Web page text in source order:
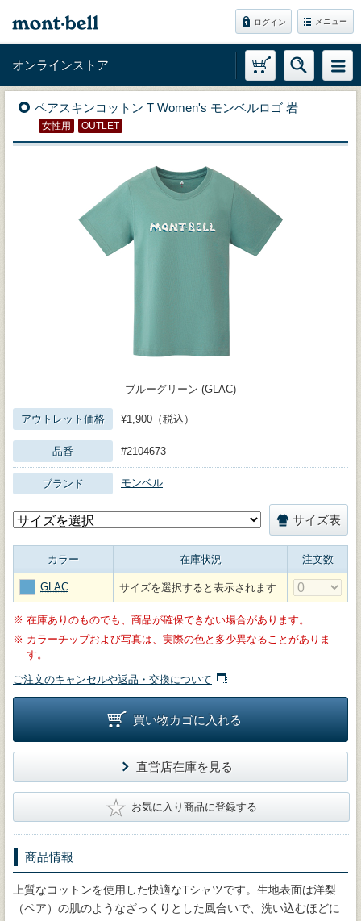
ログイン メニュー
オンラインストア
ペアスキンコットン T Women's モンベルロゴ 岩
女性用 OUTLET
ブルーグリーン (GLAC)
アウトレット価格 ¥1,900（税込）
品番 #2104673
ブランド モンベル
サイズ表
カラー 在庫状況 注文数
GLAC サイズを選択すると表示されます
※ 在庫ありのものでも、商品が確保できない場合があります。
※ カラーチップおよび写真は、実際の色と多少異なることがありま
す。
ご注文のキャンセルや返品・交換について
買い物カゴに入れる
直営店在庫を見る
★ お気に入り商品に登録する
商品情報
上質なコットンを使用した快適なTシャツです。生地表面は洋梨
（ペア）の肌のようなざっくりとした風合いで、洗い込むほどに